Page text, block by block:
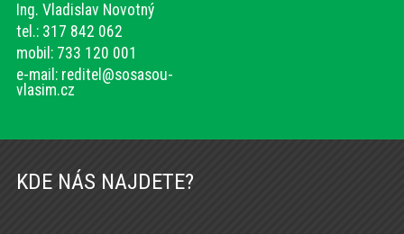
Ing. Vladislav Novotný
tel.: 317 842 062
mobil: 733 120 001
e-mail: reditel@sosasou-
vlasim.cz
KDE NÁS NAJDETE?